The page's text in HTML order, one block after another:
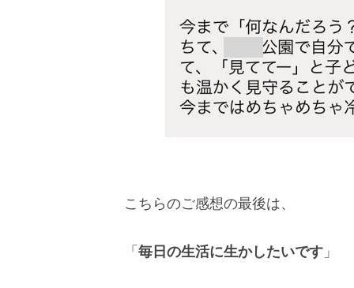
こちらのご感想の最後は、
「 毎日の生活に生かしたいです 」